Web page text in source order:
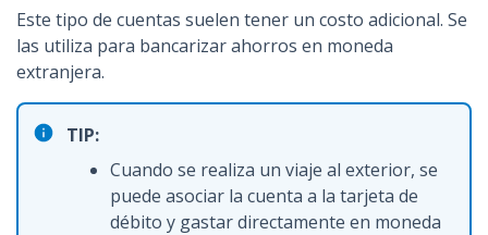
Este tipo de cuentas suelen tener un costo adicional. Se
las utiliza para bancarizar ahorros en moneda
extranjera.
TIP:
Cuando se realiza un viaje al exterior, se
puede asociar la cuenta a la tarjeta de
débito y gastar directamente en moneda